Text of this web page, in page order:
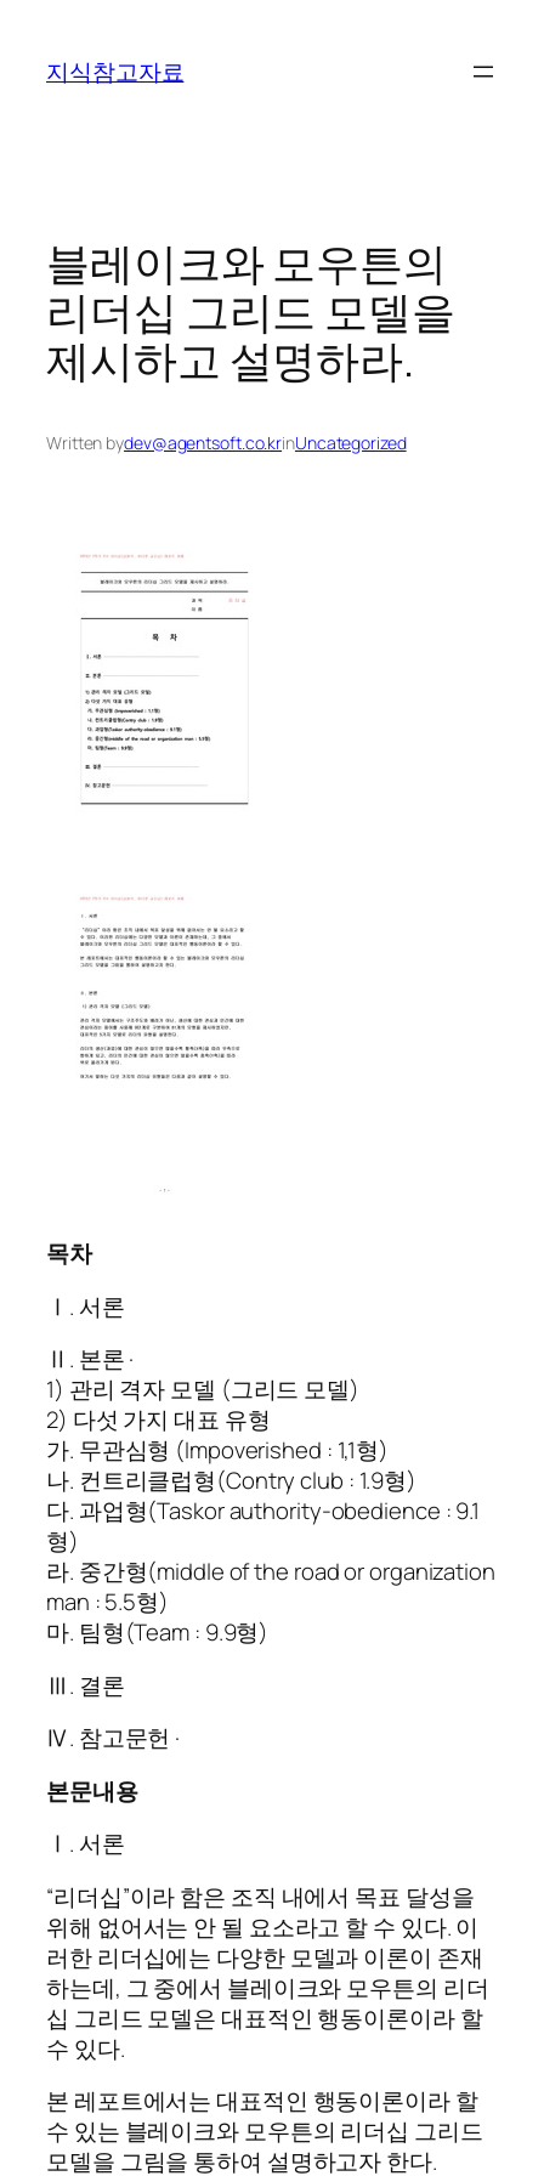
지식참고자료
블레이크와 모우튼의
리더십 그리드 모델을
제시하고 설명하라.
Written bydev@agentsoft.co.krinUncategorized
목차
Ⅰ. 서론
Ⅱ. 본론 ·
1) 관리 격자 모델 (그리드 모델)
2) 다섯 가지 대표 유형
가. 무관심형 (Impoverished : 1,1형)
나. 컨트리클럽형(Contry club : 1.9형)
다. 과업형(Taskor authority-obedience : 9.1
형)
라. 중간형(middle of the road or organization
man : 5.5형)
마. 팀형(Team : 9.9형)
Ⅲ. 결론
Ⅳ. 참고문헌 ·
본문내용
Ⅰ. 서론
“리더십”이라 함은 조직 내에서 목표 달성을
위해 없어서는 안 될 요소라고 할 수 있다. 이
러한 리더십에는 다양한 모델과 이론이 존재
하는데, 그 중에서 블레이크와 모우튼의 리더
십 그리드 모델은 대표적인 행동이론이라 할
수 있다.
본 레포트에서는 대표적인 행동이론이라 할
수 있는 블레이크와 모우튼의 리더십 그리드
모델을 그림을 통하여 설명하고자 한다.